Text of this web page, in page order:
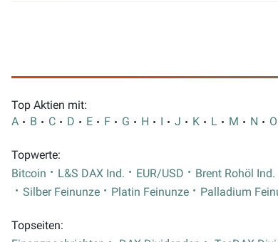
Top Aktien mit:
A
B C D E F G H I J K L M N O
Topwerte:
Bitcoin
L&S DAX Ind. EUR/USD Brent Rohöl Ind.
Silber Feinunze
Platin Feinunze Palladium
Topseiten: